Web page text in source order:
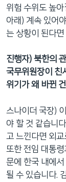
위험 수위도 높
아래) 계속 있어
는 상황이 된다
진행자) 북한의
국무위원장이 친
위기가 왜 바뀐
스나이더 국장)
야 할 것 같습니
고 느낀다면 외
또한 전임 대통
문에 한국 내에
될 수 있습니다.